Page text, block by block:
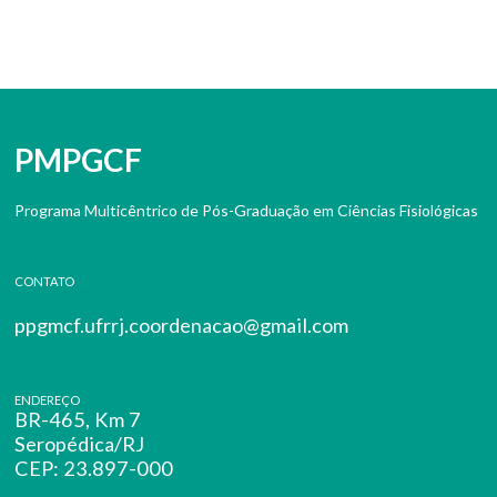
PMPGCF
Programa Multicêntrico de Pós-Graduação em Ciências Fisiológicas
CONTATO
ppgmcf.ufrrj.coordenacao@gmail.com
ENDEREÇO
BR-465, Km 7
Seropédica/RJ
CEP: 23.897-000